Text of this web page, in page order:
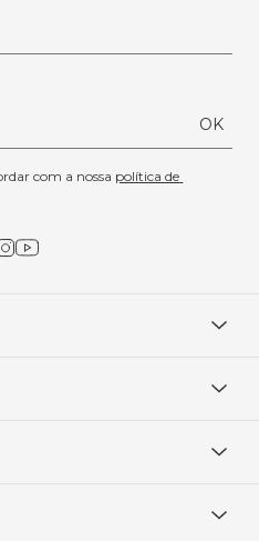
OK
com a nossa política de